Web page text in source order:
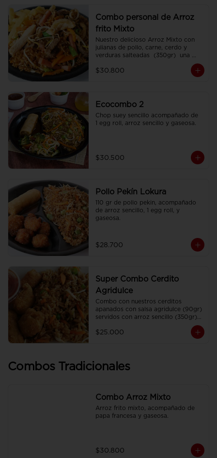
Combo personal de Arroz
frito Mixto
Nuestro delicioso Arroz Mixto con
julianas de pollo, carne, cerdo y
verduras salteadas  (350gr)  una
CocaCola pet 250ml.
$30.800
Ecocombo 2
Chop suey sencillo acompañado de
1 egg roll, arroz sencillo y gaseosa.
$30.500
Pollo Pekín Lokura
110 gr de pollo pekin, acompañado
de arroz sencillo, 1 egg roll, y
gaseosa.
$28.700
Super Combo Cerdito
Agridulce
Combo con nuestros cerditos
apanados con salsa agridulce (90gr)
servidos con arroz sencillo (350gr)
$25.000
Combos Tradicionales
Combo Arroz Mixto
Arroz frito mixto, acompañado de
papa francesa y gaseosa.
$30.800